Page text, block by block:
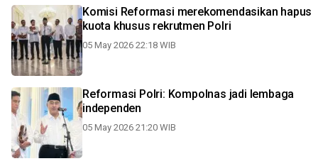
Komisi Reformasi merekomendasikan hapus
kuota khusus rekrutmen Polri
05 May 2026 22:18 WIB
Reformasi Polri: Kompolnas jadi lembaga
independen
05 May 2026 21:20 WIB